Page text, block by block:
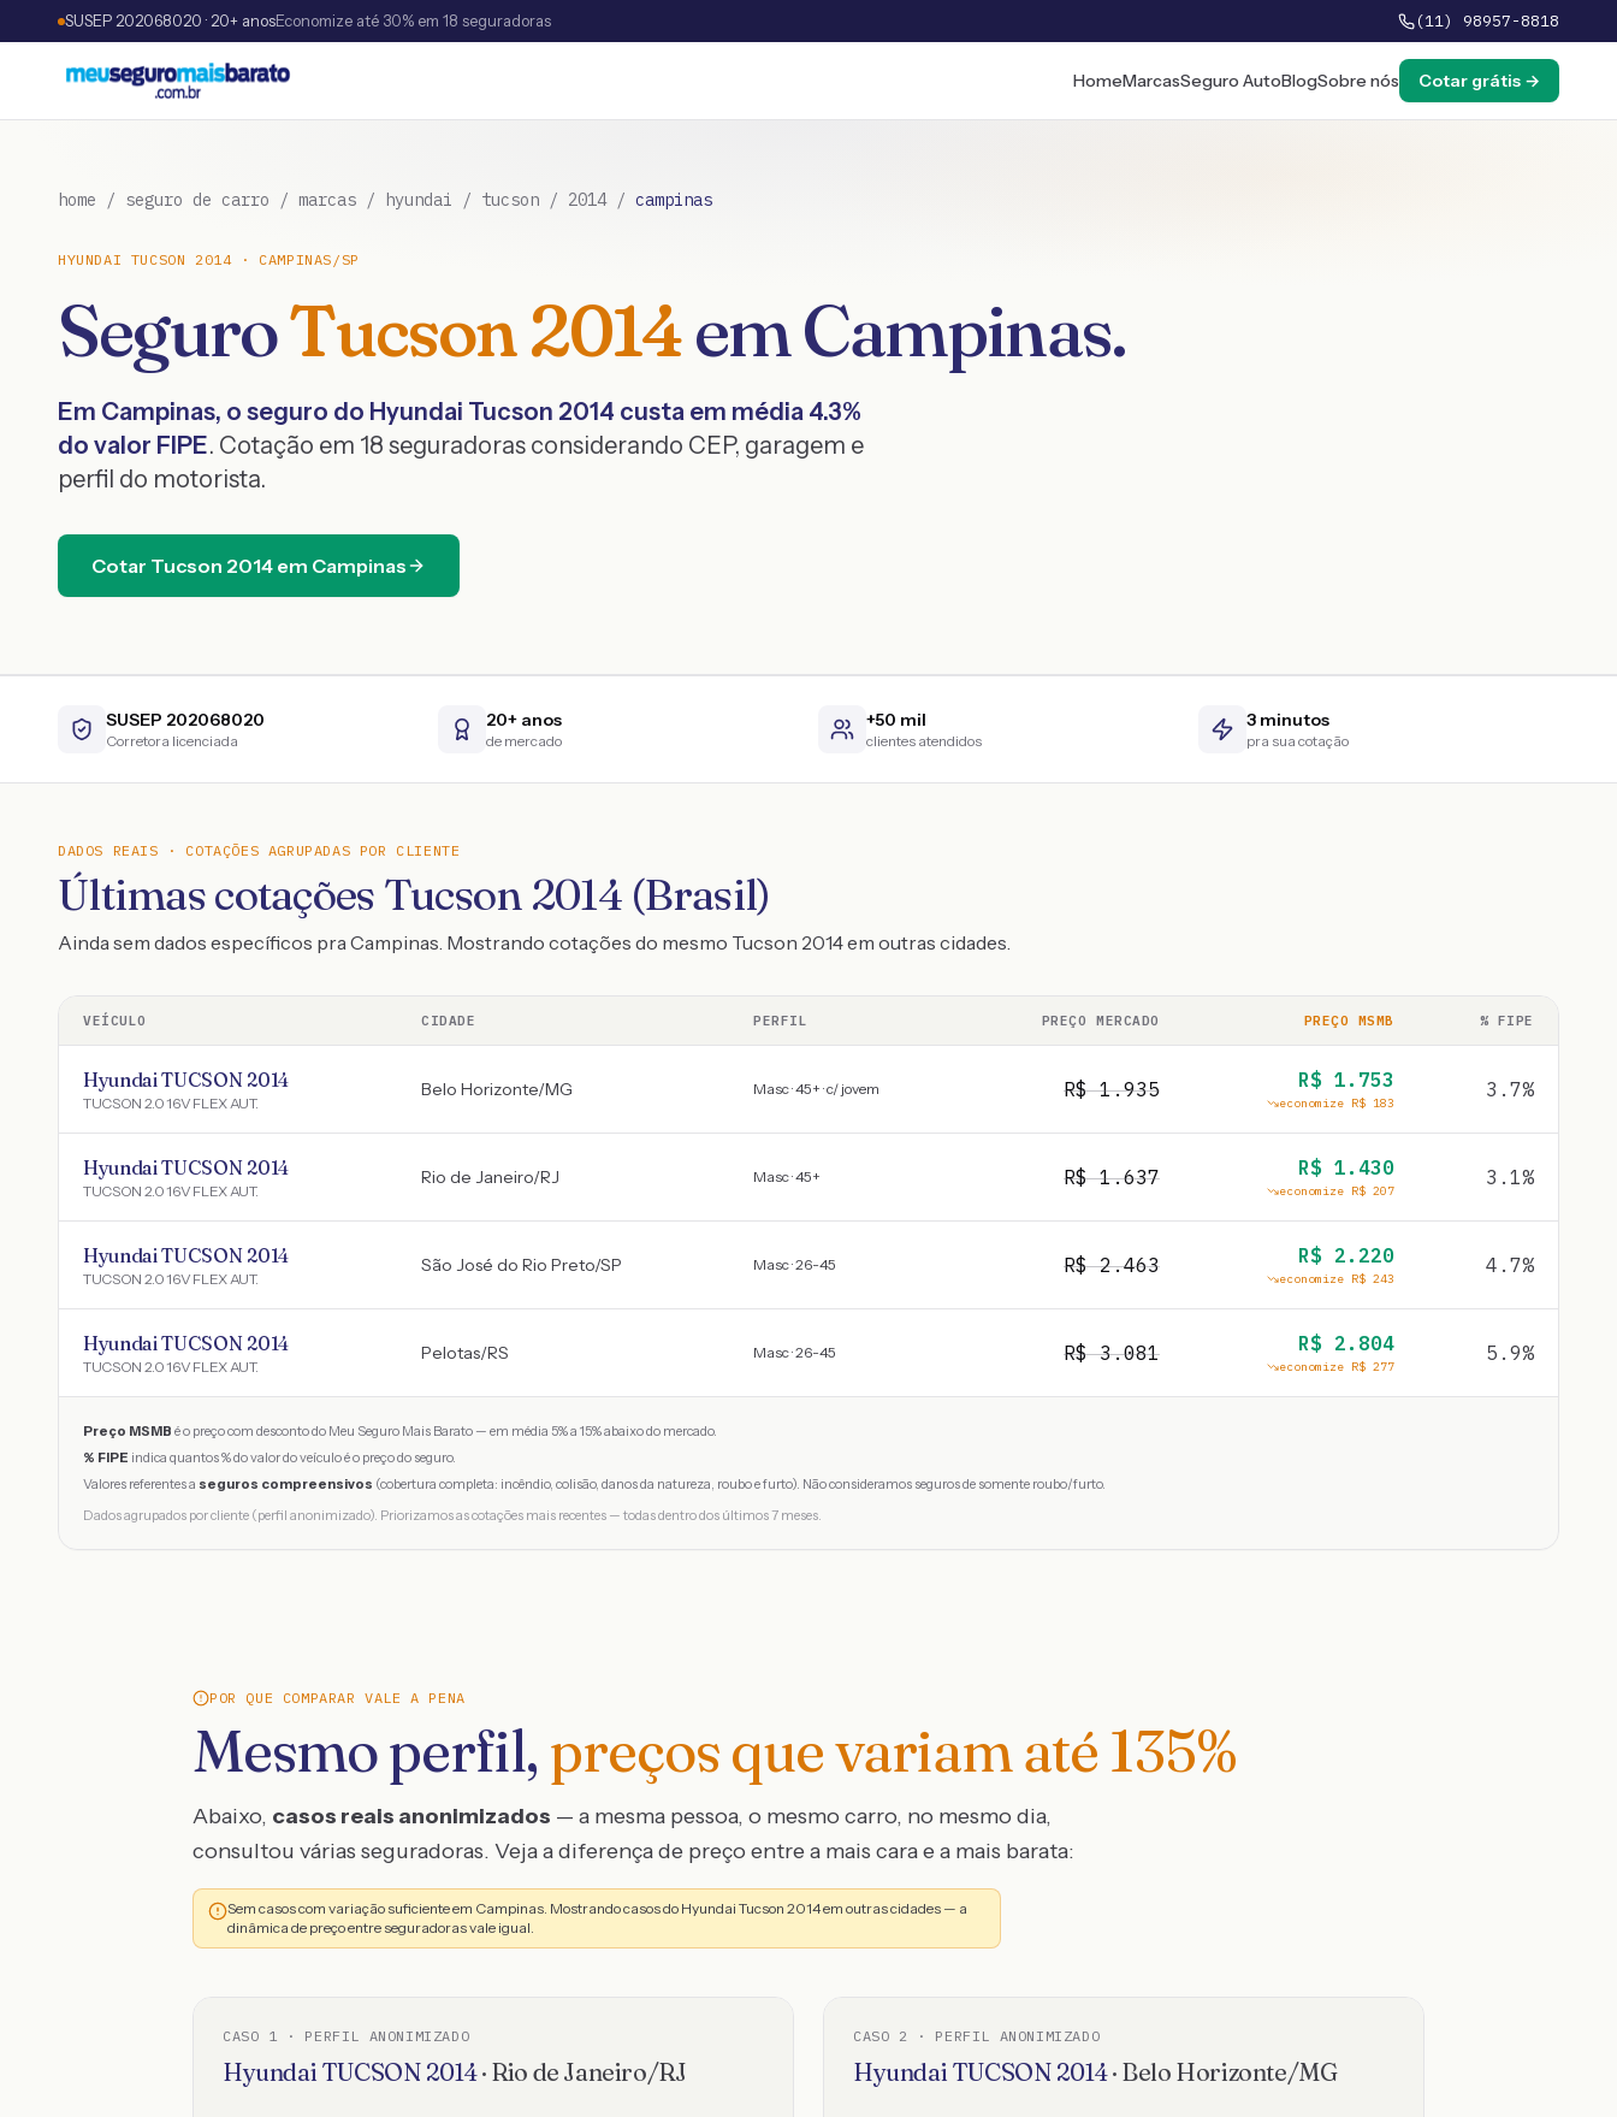
SUSEP 202068020 · 20+ anosEconomize até 30% em 18 seguradoras (11) 98957-8818
HomeMarcasSeguro AutoBlogSobre nós Cotar grátis →
home / seguro de carro / marcas / hyundai / tucson / 2014/ campinas
HYUNDAI TUCSON 2014· CAMPINAS /SP
SeguroTucson2014emCampinas.
Em Campinas, o seguro do Hyundai Tucson 2014 custa em média 4.3%
do valor FIPE. Cotação em 18 seguradoras considerando CEP, garagem e
perfil do motorista.
Cotar Tucson 2014 em Campinas
SUSEP 202068020
Corretora licenciada
20+ anos
de mercado
+50 mil
clientes atendidos
3 minutos
pra sua cotação
DADOS REAIS · COTAÇÕES AGRUPADAS POR CLIENTE
Últimas cotações Tucson 2014 (Brasil)
Ainda sem dados específicos pra Campinas. Mostrando cotações do mesmo Tucson 2014 em outras cidades.
VEÍCULO CIDADE PERFIL PREÇO MERCADO PREÇO MSMB % FIPE
Hyundai TUCSON 2014
TUCSON 2.0 16V FLEX AUT.
Belo Horizonte/MG Masc · 45+ · c/ jovem R$1.935 R$ 1.753
economize R$ 183
3.7%
Hyundai TUCSON 2014
TUCSON 2.0 16V FLEX AUT.
Rio de Janeiro/RJ Masc · 45+ R$1.637 R$ 1.430
economize R$ 207
3.1%
Hyundai TUCSON 2014
TUCSON 2.0 16V FLEX AUT.
São José do Rio Preto/SP Masc · 26-45 R$2.463 R$ 2.220
economize R$ 243
4.7%
Hyundai TUCSON 2014
TUCSON 2.0 16V FLEX AUT.
Pelotas/RS Masc · 26-45 R$3.081 R$ 2.804
economize R$ 277
5.9%
Preço MSMB é o preço com desconto do Meu Seguro Mais Barato — em média 5% a 15% abaixo do mercado.
% FIPE indica quantos % do valor do veículo é o preço do seguro.
Valores referentes a seguros compreensivos (cobertura completa: incêndio, colisão, danos da natureza, roubo e furto). Não consideramos seguros de somente roubo/furto.
Dados agrupados por cliente (perfil anonimizado). Priorizamos as cotações mais recentes — todas dentro dos últimos 7 meses.
POR QUE COMPARAR VALE A PENA
Mesmo perfil, preços que variam até 135%
Abaixo, casos reais anonimizados — a mesma pessoa, o mesmo carro, no mesmo dia,
consultou várias seguradoras. Veja a diferença de preço entre a mais cara e a mais barata:
Sem casos com variação suficiente em Campinas. Mostrando casos do Hyundai Tucson 2014 em outras cidades — a
dinâmica de preço entre seguradoras vale igual.
CASO 1 · PERFIL ANONIMIZADO
Hyundai TUCSON 2014· Rio de Janeiro/RJ
CASO 2 · PERFIL ANONIMIZADO
Hyundai TUCSON 2014· Belo Horizonte/MG